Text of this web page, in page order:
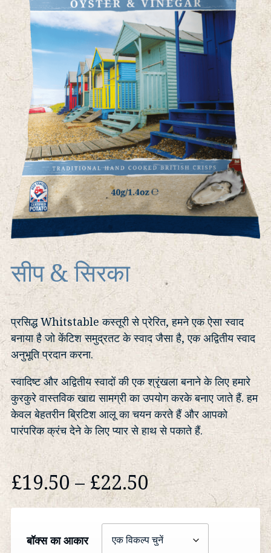
सीप & सिरका
प्रसिद्ध Whitstable कस्तूरी से प्रेरित, हमने एक ऐसा स्वाद
बनाया है जो केंटिश समुद्रतट के स्वाद जैसा है, एक अद्वितीय स्वाद
अनुभूति प्रदान करना.
स्वादिष्ट और अद्वितीय स्वादों की एक श्रृंखला बनाने के लिए हमारे
कुरकुरे वास्तविक खाद्य सामग्री का उपयोग करके बनाए जाते हैं. हम
केवल बेहतरीन ब्रिटिश आलू का चयन करते हैं और आपको
पारंपरिक क्रंच देने के लिए प्यार से हाथ से पकाते हैं.
£19.50–£22.50मूल्य
सीमा:
£19.50
बॉक्स का आकार